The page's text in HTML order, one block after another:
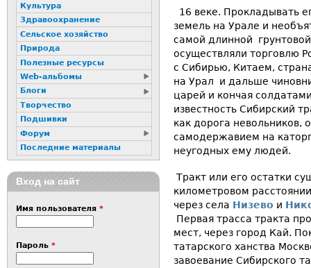
16 веке. Прокладывать
земель на Урале и
самой длинной
осуществляли торговлю
с Сибирью, Китаем,
на Урал и дальше
царей и кончая
известность Сибирский
как дорога невольников,
самодержавием на
неугодных ему людей.
Тракт или его остатки
километровом
через села Низево и
Первая трасса тракта
мест, через город Кай.
татарского ханства
завоевание Сибирского
Культура
Здравоохранение
Сельское хозяйство
Природа
Полезные ресурсы
Web-альбомы
Блоги
Творчество
Подшивки
Форум
Последние материалы
Вход на сайт
Имя пользователя *
Пароль *